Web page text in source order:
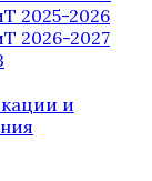
2025-2026
2026-2027
и